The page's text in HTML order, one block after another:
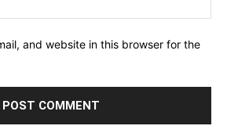
and website in this browser for the